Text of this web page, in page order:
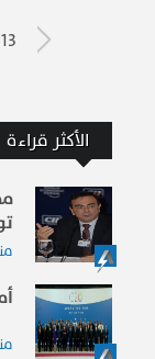
13
الأكثر قراءة
منذ 7 و
منذ 7 و